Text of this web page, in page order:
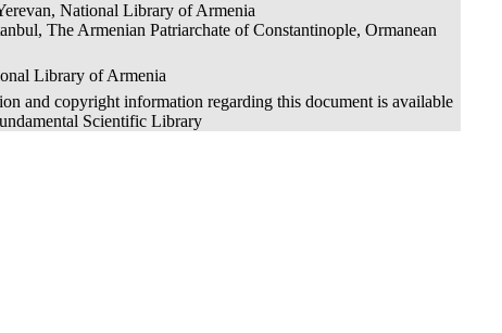
National Library of Armenia
The Armenian Patriarchate of Constantinople, Ormanean
Library of Armenia
and copyright information regarding this document is available
Scientific Library